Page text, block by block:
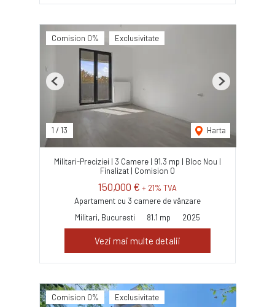
Comision 0% Exclusivitate
1 / 13 Harta
Previous Next
Militari-Preciziei | 3 Camere | 91.3 mp | Bloc Nou |
Finalizat | Comision 0
150,000 € + 21% TVA
Apartament cu 3 camere de vânzare
Militari, Bucuresti
81.1 mp 2025
Vezi mai multe detalii
Comision 0% Exclusivitate